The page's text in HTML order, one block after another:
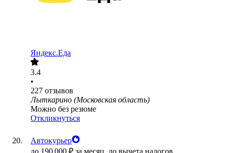
Яндекс.Еда
3.4
•
227 отзывов
Лыткарино (Московская область)
Можно без резюме
Откликнуться
Автокурьер